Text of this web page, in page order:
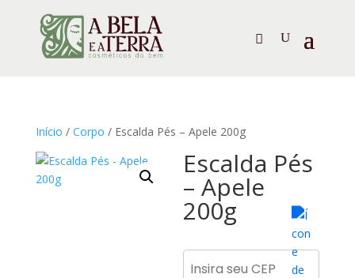
Início / Corpo / Escalda Pés – Apele 200g
Escalda Pés
– Apele
200g